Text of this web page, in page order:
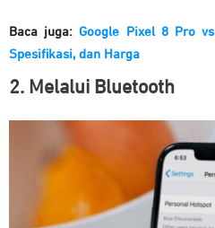
Baca juga: Google Pixel 8 Pro
Spesifikasi, dan Harga
2. Melalui Bluetooth